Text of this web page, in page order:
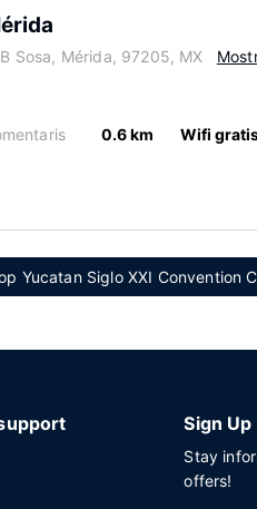
Sosa, Mérida, 97205, MX
0.6 km Wifi
Yucatan Siglo XXI Convention
Sign
Stay
offers!